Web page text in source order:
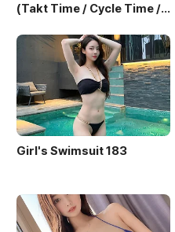
(Takt Time / Cycle Time / L
Girl's Swimsuit 183